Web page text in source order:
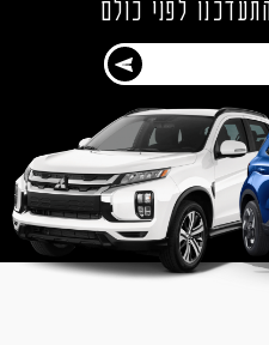
לפני כולם